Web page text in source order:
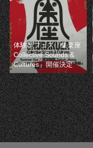
体験型フェス『集楽座
Collective Sounds &
Cultures』開催決定